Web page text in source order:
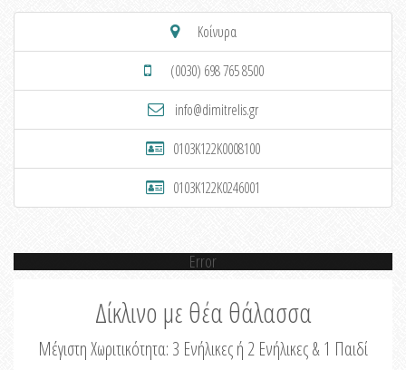
Κοίνυρα
(0030) 698 765 8500
info@dimitrelis.gr
0103K122K0008100
0103K122K0246001
Error
Δίκλινο με θέα θάλασσα
Μέγιστη Χωριτικότητα: 3 Ενήλικες ή 2 Ενήλικες & 1 Παιδί